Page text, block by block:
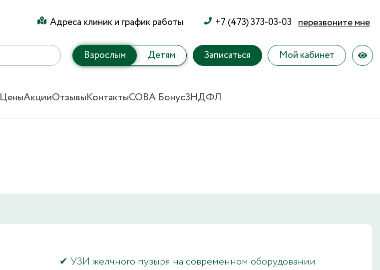
Адреса клиник и график работы +7 (473) 373-03-03 перезвоните мне
Взрослым Детям Записаться Мой кабинет
ЦеныАкцииОтзывыКонтактыСОВА Бонус3НДФЛ
✔ УЗИ желчного пузыря на современном оборудовании